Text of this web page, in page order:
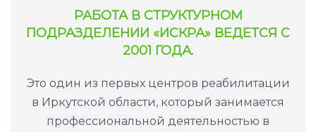
РАБОТА В СТРУКТУРНОМ
ПОДРАЗДЕЛЕНИИ «ИСКРА» ВЕДЕТСЯ С
2001 ГОДА.
Это один из первых центров реабилитации
в Иркутской области, который занимается
профессиональной деятельностью в